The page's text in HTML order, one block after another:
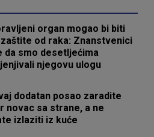
organ mogao bi biti
od raka: Znanstvenici
da smo desetljećima
njegovu ulogu
dodatan posao zaradite
novac sa strane, a ne
izlaziti iz kuće